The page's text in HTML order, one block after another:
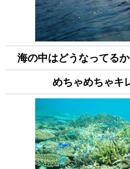
海の中はどうなってるか
めちゃめちゃキ